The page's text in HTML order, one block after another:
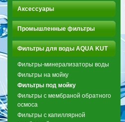
Аксессуары
Промышленные фильтры
Фильтры для воды AQUA KUT
Фильтры-минерализаторы воды
Фильтры на мойку
Фильтры под мойку
Фильтры с мембраной обратного
осмоса
Фильтры с капиллярной